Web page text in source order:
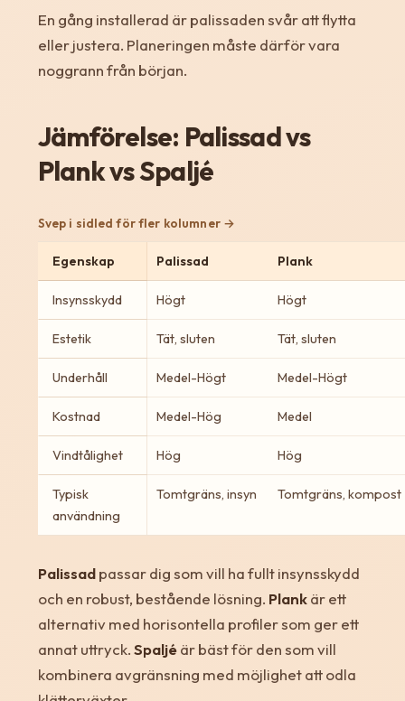
En gång installerad är palissaden svår att flytta
eller justera. Planeringen måste därför vara
noggrann från början.
Jämförelse: Palissad vs
Plank vs Spaljé
Svep i sidled för fler kolumner
Egenskap Palissad Plank
Insynsskydd Högt Högt
Estetik Tät, sluten Tät, sluten
Underhåll Medel-Högt Medel-Högt
Kostnad Medel-Hög Medel
Vindtålighet Hög Hög
Typisk
användning
Tomtgräns, insyn Tomtgräns, kompost
Palissadpassar dig som vill ha fullt insynsskydd
och en robust, bestående lösning. Plankär ett
alternativ med horisontella profiler som ger ett
annat uttryck.Spaljéär bäst för den som vill
kombinera avgränsning med möjlighet att odla